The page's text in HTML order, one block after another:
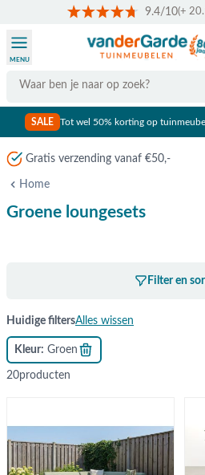
9.4/10(+
Search
MENU
SALE Tot wel 50% korting op
Gratis verzending vanaf €50,-
Home
Groene loungesets
Filter en
Huidige filtersAlles wissen
Kleur Groen
20producten